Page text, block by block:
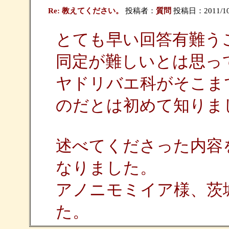
Re: 教えてください。 投稿者： 質問 投稿日：2011/
とても早い回答有難う
同定が難しいとは思
ヤドリバエ科がそこ
のだとは初めて知りま
述べてくださった内
なりました。
アノニモミイア様、
た。